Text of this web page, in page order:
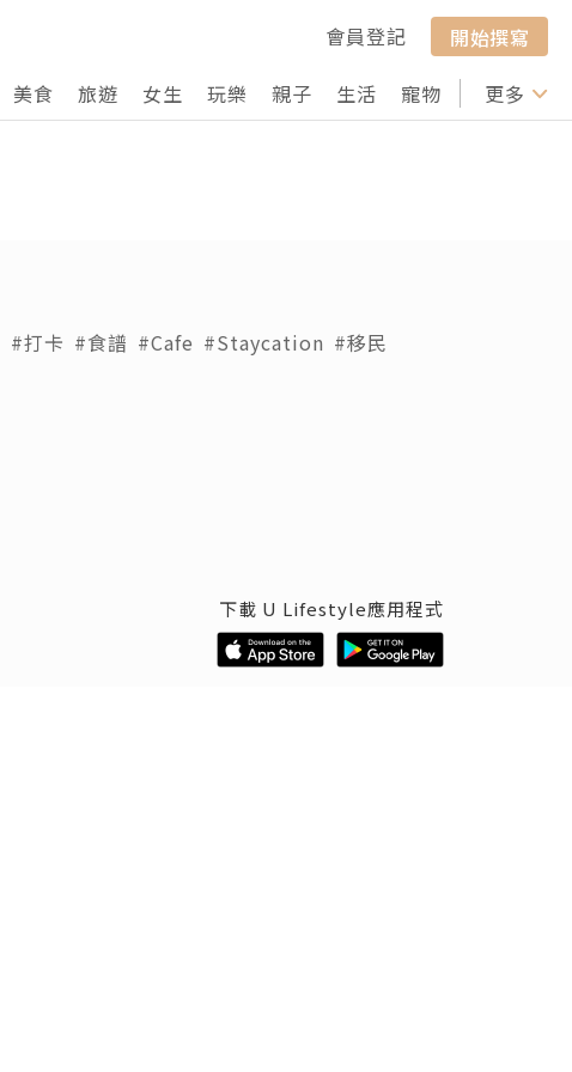
會員登記
開始撰寫
美食 旅遊 女生 玩樂 親子 生活 寵物 行山 打卡
更多
#打卡 #食譜 #Cafe #Staycation #移民
下載 U Lifestyle應用程式